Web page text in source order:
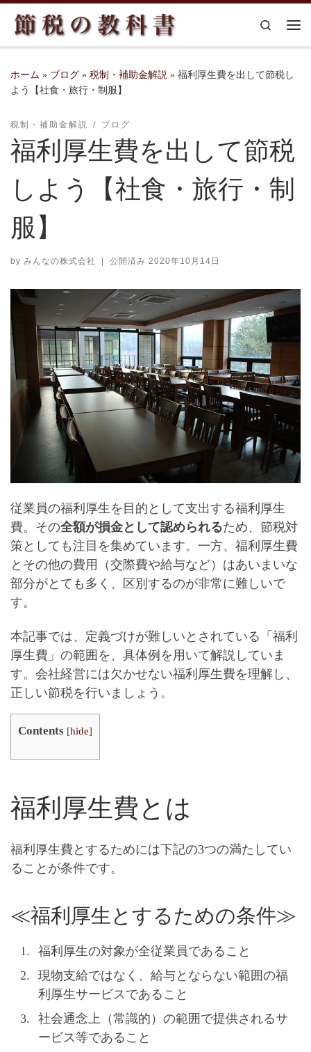
コンテンツへスキップ
Search
ホーム » ブログ » 税制・補助金解説 » 福利厚生費を出して節税し
よう【社食・旅行・制服】
税制・補助金解説 ブログ
福利厚生費を出して節税
しよう【社食・旅行・制
服】
by みんなの株式会社 | 公開済み 2020年10月14日
従業員の福利厚生を目的として支出する福利厚生
費。その全額が損金として認められるため、節税対
策としても注目を集めています。一方、福利厚生費
とその他の費用（交際費や給与など）はあいまいな
部分がとても多く、 区別するのが非常に難しいで
す。
本記事では、定義づけが難しいとされている「福利
厚生費」の範囲を、具体例を用いて解説していま
す。会社経営には欠かせない福利厚生費を理解し、
正しい節税を行いましょう。
Contents [hide]
福利厚生費とは
福利厚生費とするためには下記の3つの満たしてい
ることが条件です。
≪福利厚生とするための条件≫
福利厚生の対象が全従業員であること
現物支給ではなく、給与とならない範囲の福
利厚生サービスであること
社会通念上（常識的）の範囲で提供されるサ
ービス等であること